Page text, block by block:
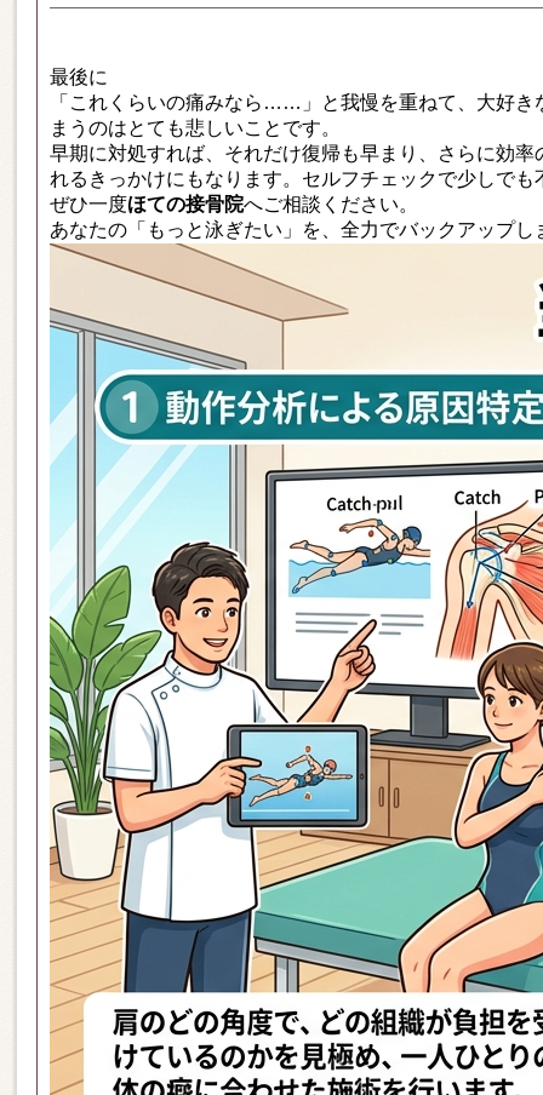
最後に
「これくらいの痛みなら……」と我慢を重ねて、大好き
まうのはとても悲しいことです。
早期に対処すれば、それだけ復帰も早まり、さらに効率
れるきっかけにもなります。セルフチェックで少しでも
ぜひ一度ほての接骨院へご相談ください。
あなたの「もっと泳ぎたい」を、全力でバックアップし